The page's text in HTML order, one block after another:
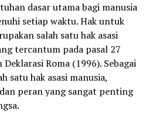
dasar utama bagi manusia
setiap waktu. Hak untuk
salah satu hak asasi
tercantum pada pasal 27
Roma (1996). Sebagai
satu hak asasi manusia,
peran yang sangat penting